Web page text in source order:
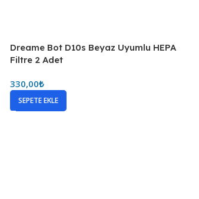
Dreame Bot D10s Beyaz Uyumlu HEPA
Filtre 2 Adet
330,00₺
SEPETE EKLE